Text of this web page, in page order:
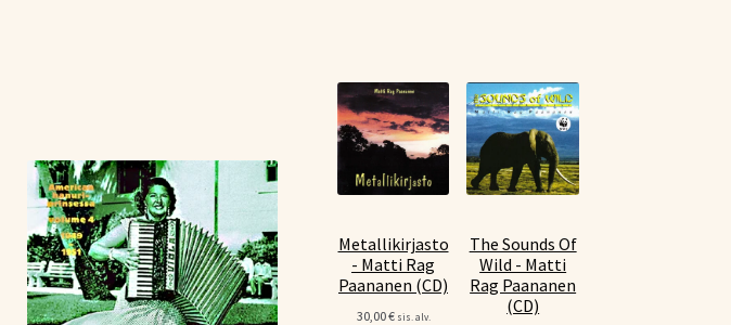
Metallikirjasto
- Matti Rag
Paananen (CD)
30,00€ sis. alv.
The Sounds Of
Wild - Matti
Rag Paananen
(CD)